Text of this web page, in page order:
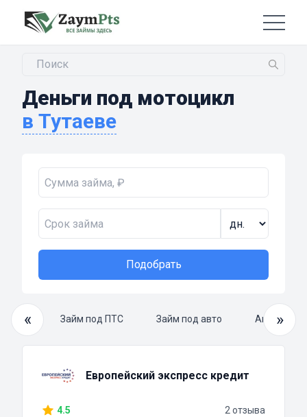
Деньги под мотоцикл
в Тутаеве
Подобрать
«
займ Займ под ПТС Займ под авто »
Европейский экспресс кредит
4.5 2 отзыва